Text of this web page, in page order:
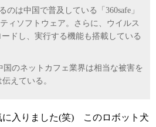
のは中国で普及している「360safe」
ィソフトウェア。さらに、ウイルス
ドし、実行する機能も搭載している
国のネットカフェ業界は相当な被害を
えている。
に入りました(笑) このロボット犬